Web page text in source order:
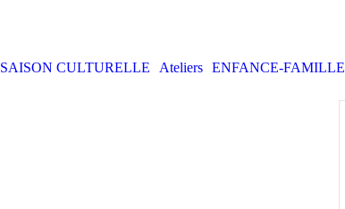
SAISON CULTURELLE Ateliers ENFANCE-FAMILLE